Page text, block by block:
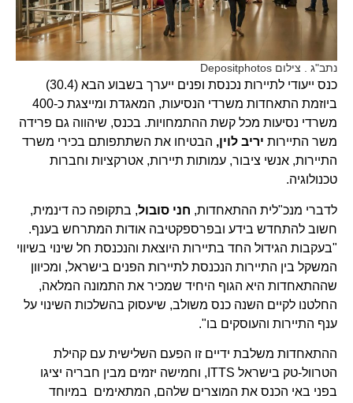
נתב"ג . צילום Depositphotos
כנס ייעודי לתיירות נכנסת ופנים ייערך בשבוע הבא (30.4)
ביוזמת התאחדות משרדי הנסיעות, המאגדת ומייצגת כ-400
משרדי נסיעות מכל קשת ההתמחויות. בכנס, שיהווה גם פרידה
משר התיירותיריב לוין,הבטיחו את השתתפותם בכירי משרד
התיירות, אנשי ציבור, עמותות תיירות, אטרקציות וחברות
טכנולוגיה.
לדברי מנכ"לית ההתאחדות,חני סובול, בתקופה כה דינמית,
חשוב להתחדש בידע ובפרספקטיבה אודות המתרחש בענף.
"בעקבות הגידול החד בתיירות היוצאת והנכנסת חל שינוי בשיווי
המשקל בין התיירות הנכנסת לתיירות הפנים בישראל, ומכיוון
שההתאחדות היא הגוף היחיד שמכיר את התמונה המלאה,
החלטנו לקיים השנה כנס משולב, שיעסוק בהשלכות השינוי על
ענף התיירות והעוסקים בו".
ההתאחדות משלבת ידיים זו הפעם השלישית עם קהילת
הטרוול-טק בישראל ITTS, וחמישה יזמים מבין חבריה יציגו
בפני באי הכנס את המוצרים שלהם, המתאימים במיוחד